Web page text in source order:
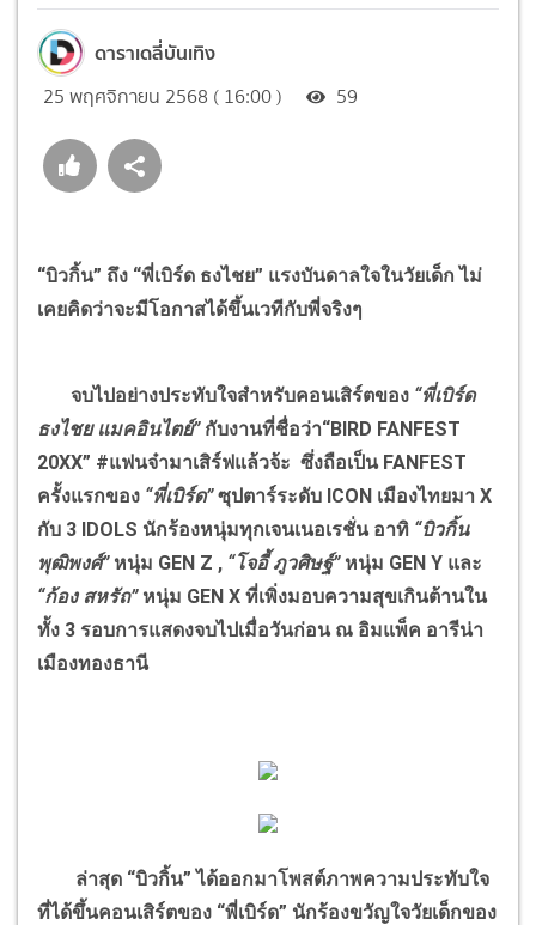
ดาราเดลี่บันเทิง
25 พฤศจิกายน 2568 ( 16:00 ) 59
“บิวกิ้น” ถึง “พี่เบิร์ด ธงไชย” แรงบันดาลใจในวัยเด็ก ไม่
เคยคิดว่าจะมีโอกาสได้ขึ้นเวทีกับพี่จริงๆ
จบไปอย่างประทับใจสำหรับคอนเสิร์ตของ “พี่เบิร์ด
ธงไชย แมคอินไตย์”กับงานที่ชื่อว่า“BIRD FANFEST
20XX” #แฟนจ๋ามาเสิร์ฟแล้วจ้ะ ซึ่งถือเป็น FANFEST
ครั้งแรกของ “พี่เบิร์ด”ซุปตาร์ระดับ ICON เมืองไทยมา X
กับ 3 IDOLS นักร้องหนุ่มทุกเจนเนอเรชั่น อาทิ “บิวกิ้น
พุฒิพงศ์” หนุ่ม GEN Z , “โจอี้ ภูวศิษฐ์”หนุ่ม GEN Y และ
“ก้อง สหรัถ” หนุ่ม GEN X ที่เพิ่งมอบความสุขเกินต้านใน
ทั้ง 3 รอบการแสดงจบไปเมื่อวันก่อน ณ อิมแพ็ค อารีน่า
เมืองทองธานี
ล่าสุด “บิวกิ้น” ได้ออกมาโพสต์ภาพความประทับใจ
ที่ได้ขึ้นคอนเสิร์ตของ “พี่เบิร์ด” นักร้องขวัญใจวัยเด็กของ